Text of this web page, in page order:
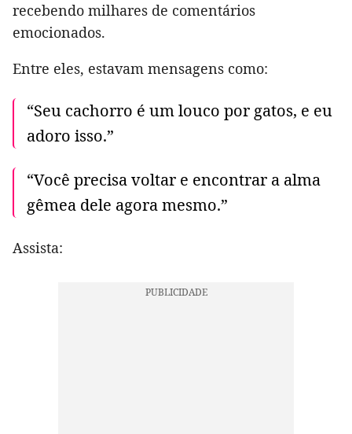
recebendo milhares de comentários
emocionados.
Entre eles, estavam mensagens como:
“Seu cachorro é um louco por gatos, e eu
adoro isso.”
“Você precisa voltar e encontrar a alma
gêmea dele agora mesmo.”
Assista: